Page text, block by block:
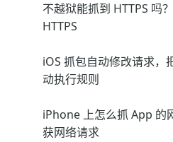
不越狱能抓到 HTTPS 吗
HTTPS
iOS 抓包自动修改请求，
动执行规则
iPhone 上怎么抓 App 的
获网络请求